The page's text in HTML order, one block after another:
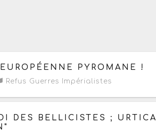
PYROMANE !
Refus Guerres Impérialistes
DES BELLICISTES ; URTICA